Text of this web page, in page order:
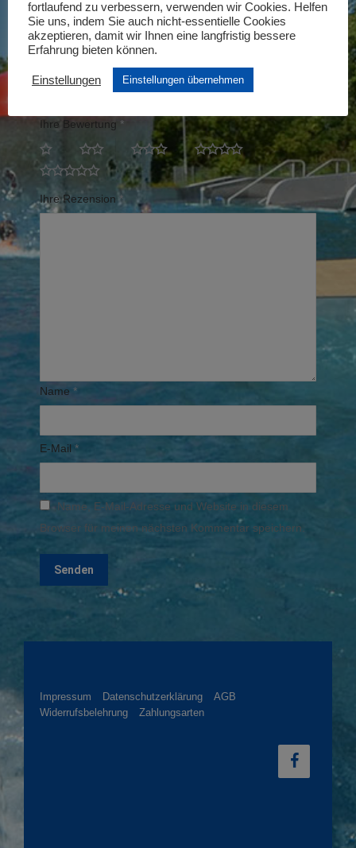
„Kinder unter 7 Jahre und
schwerbehinderte Kinder/Jugendliche“
Ihre E-Mail-Adresse wird nicht veröffentlicht.
Erforderliche Felder sind mit *markiert
Ihre Bewertung *
Ihre Rezension *
Name *
E-Mail *
Name, E-Mail-Adresse und Website in diesem
Browser für meinen nächsten Kommentar speichern.
Impressum Datenschutzerklärung
AGB
Widerrufsbelehrung
Zahlungsarten
fortlaufend zu verbessern, verwenden wir Cookies. Helfen
Sie uns, indem Sie auch nicht-essentielle Cookies
akzeptieren, damit wir Ihnen eine langfristig bessere
Erfahrung bieten können.
Einstellungen Einstellungen übernehmen